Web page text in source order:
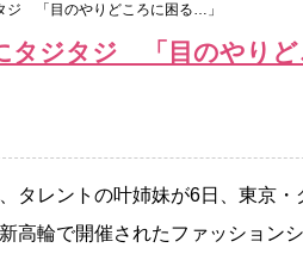
ジ 「目のやりどころに困る…」
タジタジ 「目のやりど
タレントの叶姉妹が6日、東京・
高輪で開催されたファッション